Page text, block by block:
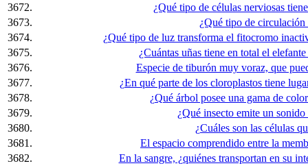
3672.
¿Qué tipo de células nerviosas
3673.
¿Qué tipo de circulación
3674.
¿Qué tipo de luz transforma el fitocromo
3675.
¿Cuántas uñas tiene en total el
3676.
Especie de tiburón muy voraz, que
3677.
¿En qué parte de los cloroplastos tiene
3678.
¿Qué árbol posee una gama de
3679.
¿Qué insecto emite un
3680.
¿Cuáles son las células
3681.
El espacio comprendido entre la
3682.
En la sangre, ¿quiénes transportan en su